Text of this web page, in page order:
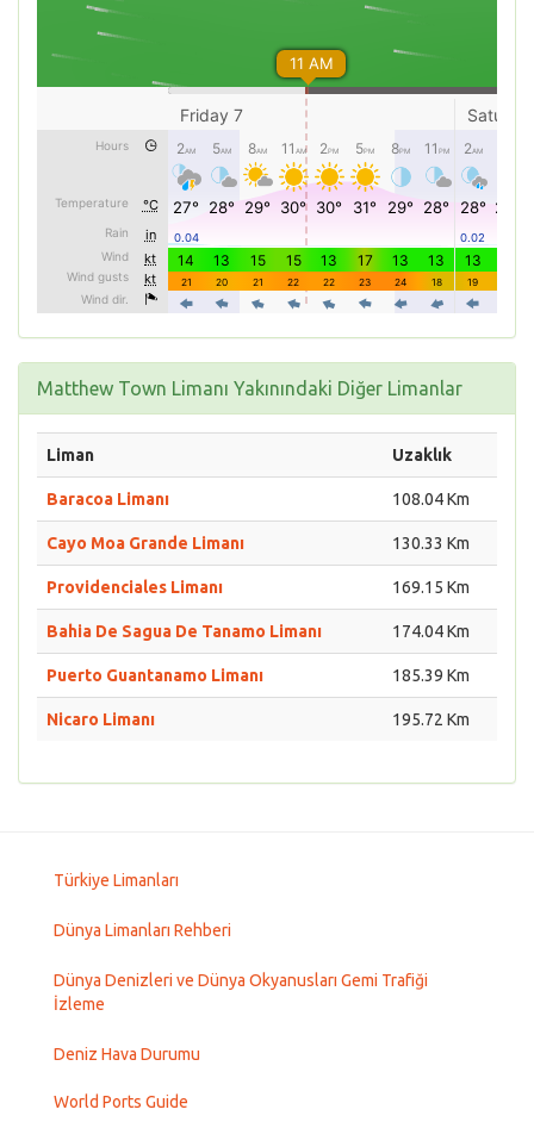
Matthew Town Limanı Yakınındaki Diğer Limanlar
Liman Uzaklık
Baracoa Limanı 108.04 Km
Cayo Moa Grande Limanı 130.33 Km
Providenciales Limanı 169.15 Km
Bahia De Sagua De Tanamo Limanı 174.04 Km
Puerto Guantanamo Limanı 185.39 Km
Nicaro Limanı 195.72 Km
Türkiye Limanları
Dünya Limanları Rehberi
Dünya Denizleri ve Dünya Okyanusları Gemi Trafiği
İzleme
Deniz Hava Durumu
World Ports Guide